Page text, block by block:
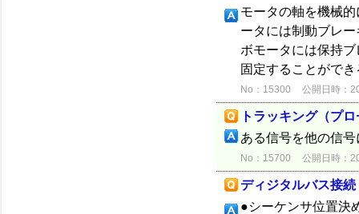
モータの軸を機械
ータには制動ブレ
ボモータには保持
固定することがで
No：15300 公開日時：
トラッキング（プ
ある信号を他の信
No：15700 公開日時：
ディジタルバス接続
●シーケンサ位置決